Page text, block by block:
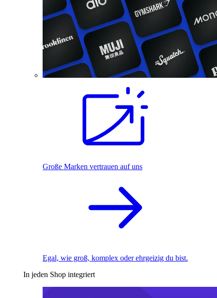
Große Marken vertrauen auf uns
Egal, wie groß, komplex oder ehrgeizig du bist.
In jeden Shop integriert